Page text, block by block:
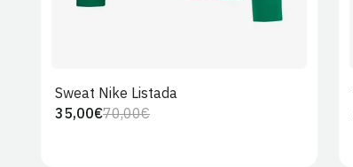
Sweat Nike Listada
Preço
70,00€Preço
35,00€